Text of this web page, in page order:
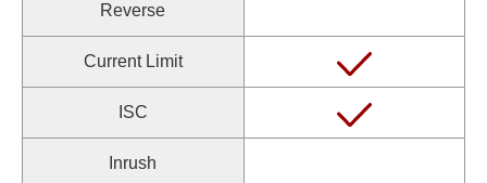
Reverse
Current Limit
ISC
Inrush